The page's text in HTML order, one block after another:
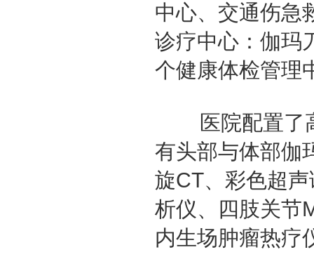
中心、交通伤急
诊疗中心：伽玛
个健康体检管理
医院配置了高
有头部与体部伽
旋CT、彩色超
析仪、四肢关节
内生场肿瘤热疗